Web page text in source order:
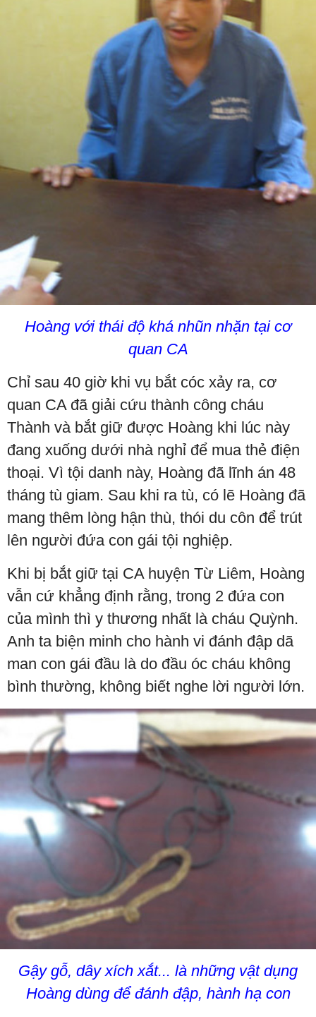
Hoàng với thái độ khá nhũn nhặn tại cơ
quan CA
Chỉ sau 40 giờ khi vụ bắt cóc xảy ra, cơ
quan CA đã giải cứu thành công cháu
Thành và bắt giữ được Hoàng khi lúc này
đang xuống dưới nhà nghỉ để mua thẻ điện
thoại. Vì tội danh này, Hoàng đã lĩnh án 48
tháng tù giam. Sau khi ra tù, có lẽ Hoàng đã
mang thêm lòng hận thù, thói du côn để trút
lên người đứa con gái tội nghiệp.
Khi bị bắt giữ tại CA huyện Từ Liêm, Hoàng
vẫn cứ khẳng định rằng, trong 2 đứa con
của mình thì y thương nhất là cháu Quỳnh.
Anh ta biện minh cho hành vi đánh đập dã
man con gái đầu là do đầu óc cháu không
bình thường, không biết nghe lời người lớn.
Gậy gỗ, dây xích xắt... là những vật dụng
Hoàng dùng để đánh đập, hành hạ con